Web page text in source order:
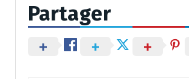
Partager